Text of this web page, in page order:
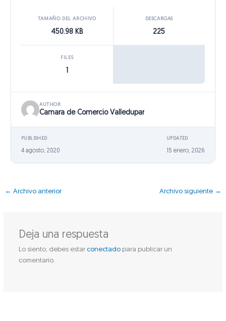
TAMAÑO DEL ARCHIVO
450.98 KB
DESCARGAS
225
FILES
AUTHOR
Camara de Comercio Valledupar
PUBLISHED
4 agosto, 2020
UPDATED
15 enero, 2026
← Archivo anterior Archivo siguiente →
Deja una respuesta
Lo siento, debes estar conectadopara publicar un
comentario.